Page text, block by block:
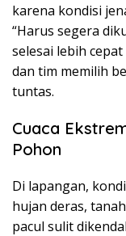
karena kondisi
“Harus segera
selesai lebih
dan tim memilih
tuntas.
Cuaca
Pohon
Di lapangan,
hujan deras,
pacul sulit